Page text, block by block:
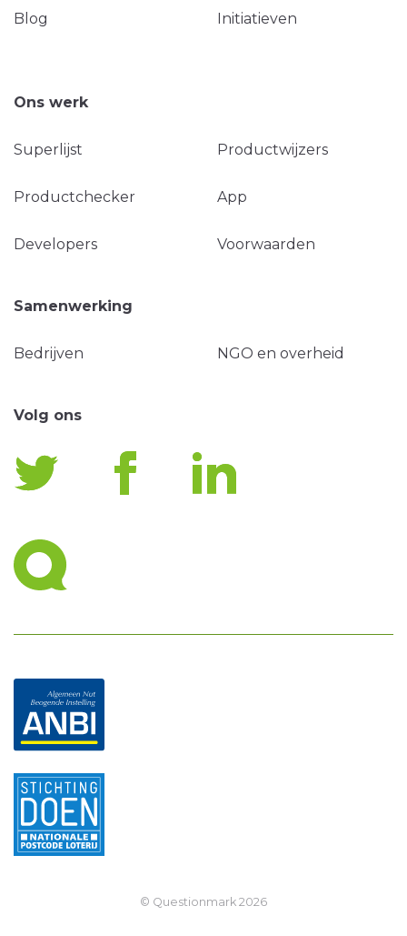
Blog Initiatieven
Ons werk
Superlijst Productwijzers
Productchecker App
Developers Voorwaarden
Samenwerking
Bedrijven NGO en overheid
Volg ons
© Questionmark 2026